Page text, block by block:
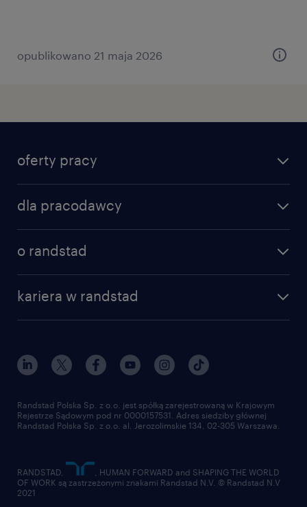
opublikowano 21 maja 2026
oferty pracy
specjalizacje
praca w amazon
dla pracodawcy
o randstad
dla mediów
dla dostawców
kariera w randstad
nasz świat
pracuj w randstad
złóż CV
Randstad Polska Sp. z o.o. jest spółką zarejestrowaną w Krajowym
Rejestrze Sądowym pod nr 0000157531. Adres siedziby głównej
Randstad Polska Sp. z o.o. al. Jerozolimskie 134, 02-305 Warszawa.
RANDSTAD,
, HUMAN FORWARD and SHAPING THE WORLD
OF WORK są zastrzeżonymi znakami Randstad N.V. © Randstad N.V
2021